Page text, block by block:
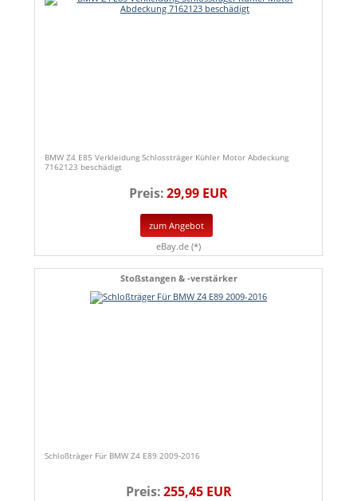
BMW Z4 E85 Verkleidung Schlossträger Kühler Motor Abdeckung
7162123 beschädigt
Preis:29,99 EUR
zum Angebot
eBay.de (*)
Stoßstangen & -verstärker
Schloßträger Für BMW Z4 E89 2009-2016
Preis:255,45 EUR